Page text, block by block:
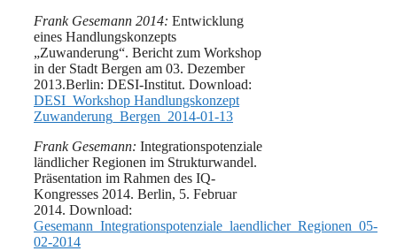
Frank Gesemann 2014: Entwicklung
eines Handlungskonzepts
„Zuwanderung“. Bericht zum Workshop
in der Stadt Bergen am 03. Dezember
2013.Berlin: DESI-Institut. Download:
DESI_Workshop Handlungskonzept
Zuwanderung_Bergen_2014-01-13
Frank Gesemann: Integrationspotenziale
ländlicher Regionen im Strukturwandel.
Präsentation im Rahmen des IQ-
Kongresses 2014. Berlin, 5. Februar
2014. Download:
Gesemann_Integrationspotenziale_laendlicher_Regionen_05-
02-2014